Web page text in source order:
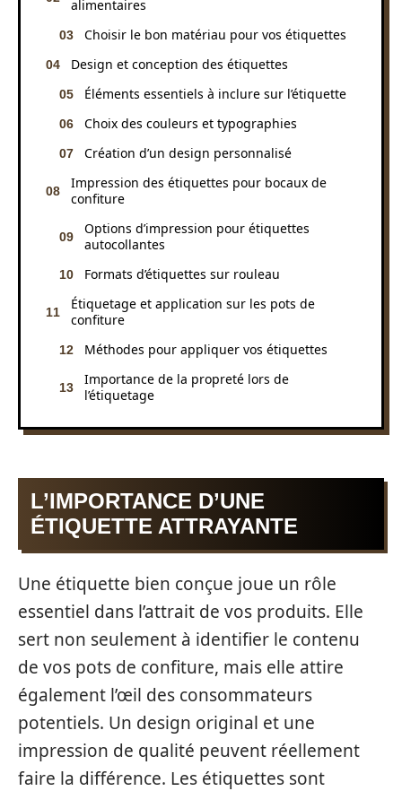
alimentaires
Choisir le bon matériau pour vos étiquettes
Design et conception des étiquettes
Éléments essentiels à inclure sur l’étiquette
Choix des couleurs et typographies
Création d’un design personnalisé
Impression des étiquettes pour bocaux de
confiture
Options d’impression pour étiquettes
autocollantes
Formats d’étiquettes sur rouleau
Étiquetage et application sur les pots de
confiture
Méthodes pour appliquer vos étiquettes
Importance de la propreté lors de
l’étiquetage
L’IMPORTANCE D’UNE
ÉTIQUETTE ATTRAYANTE
Une étiquette bien conçue joue un rôle
essentiel dans l’attrait de vos produits. Elle
sert non seulement à identifier le contenu
de vos pots de confiture, mais elle attire
également l’œil des consommateurs
potentiels. Un design original et une
impression de qualité peuvent réellement
faire la différence. Les étiquettes sont